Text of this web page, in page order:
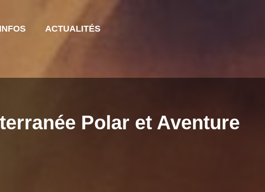
ACTUALITÉS
Polar et Aventure